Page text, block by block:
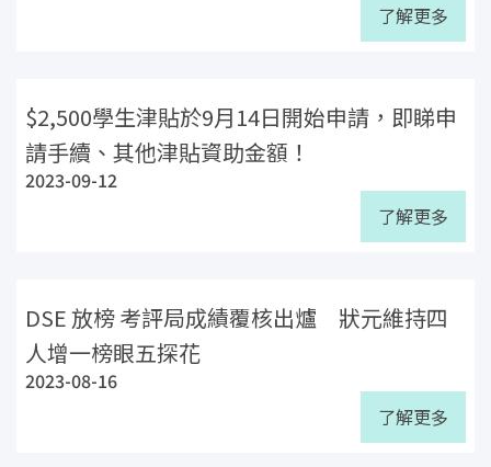
了解更多
$2,500學生津貼於9月14日開始申請，即睇申
請手續、其他津貼資助金額！
2023-09-12
了解更多
DSE 放榜 考評局成績覆核出爐 狀元維持四
人增一榜眼五探花
2023-08-16
了解更多